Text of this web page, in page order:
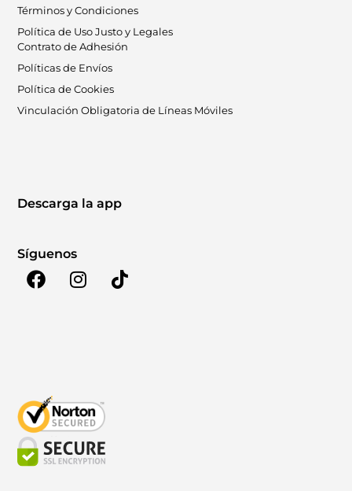
Términos y Condiciones
Política de Uso Justo y Legales
Contrato de Adhesión
Políticas de Envíos
Política de Cookies
Vinculación Obligatoria de Líneas Móviles
Descarga la app
Síguenos